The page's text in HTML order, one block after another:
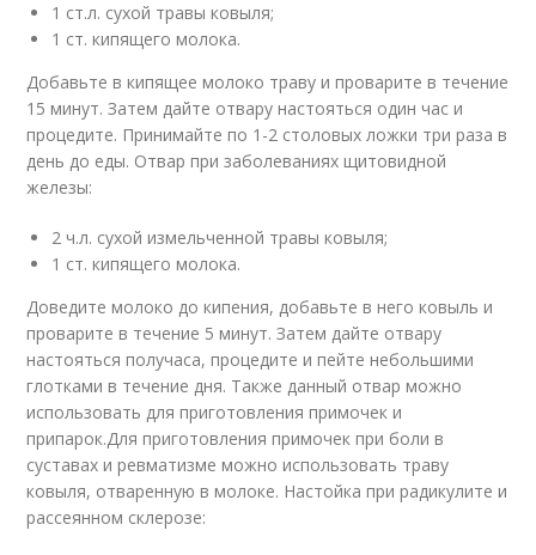
1 ст.л. сухой травы ковыля;
1 ст. кипящего молока.
Добавьте в кипящее молоко траву и проварите в течение
15 минут. Затем дайте отвару настояться один час и
процедите. Принимайте по 1-2 столовых ложки три раза в
день до еды. Отвар при заболеваниях щитовидной
железы:
2 ч.л. сухой измельченной травы ковыля;
1 ст. кипящего молока.
Доведите молоко до кипения, добавьте в него ковыль и
проварите в течение 5 минут. Затем дайте отвару
настояться получаса, процедите и пейте небольшими
глотками в течение дня. Также данный отвар можно
использовать для приготовления примочек и
припарок.Для приготовления примочек при боли в
суставах и ревматизме можно использовать траву
ковыля, отваренную в молоке. Настойка при радикулите и
рассеянном склерозе: